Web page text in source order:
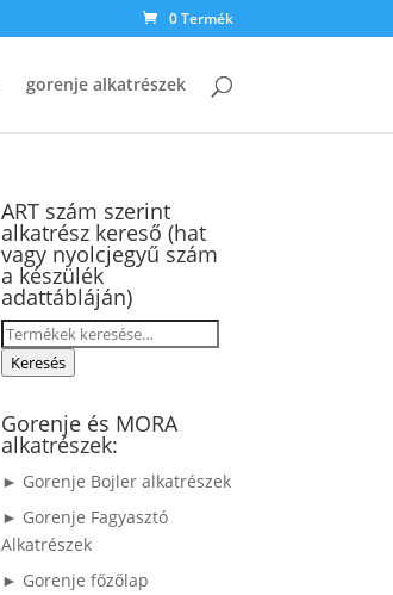
0 Termék
gorenje alkatrészek
ART szám szerint
alkatrész kereső (hat
vagy nyolcjegyű szám
a készülék
adattábláján)
Keresés
a Keresés
Gorenje és MORA
alkatrészek:
► Gorenje Bojler alkatrészek
► Gorenje Fagyasztó
Alkatrészek
► Gorenje főzőlap